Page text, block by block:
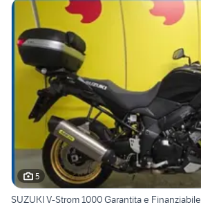
5
SUZUKI V-Strom 1000 Garantita e Finanziabile